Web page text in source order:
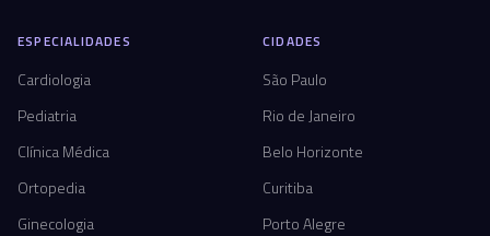
ESPECIALIDADES
Cardiologia
Pediatria
Clínica Médica
Ortopedia
Ginecologia
CIDADES
São Paulo
Rio de Janeiro
Belo Horizonte
Curitiba
Porto Alegre